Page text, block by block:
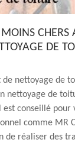
CHERS
DE
de nettoyage de
nettoyage de
conseillé pour
comme MR
de réaliser des